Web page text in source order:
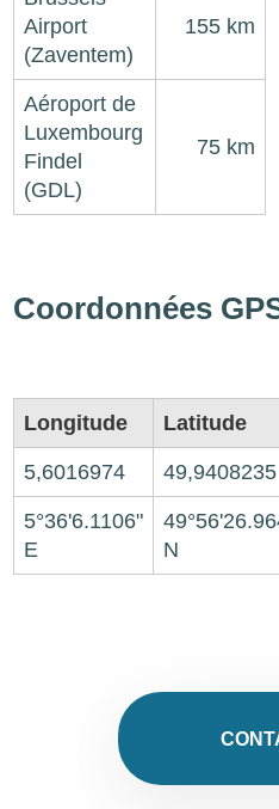
Airport
(Zaventem)
155 km
Aéroport de
Luxembourg
Findel
(GDL)
75 km
Coordonnées
Longitude Latitude
5,6016974 49,9408235
5°36'6.1106"
E
N